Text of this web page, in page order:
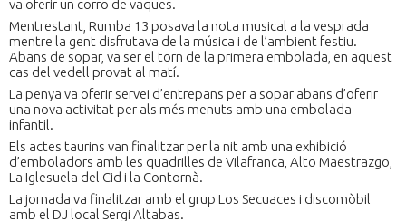
va oferir un corro de vaques.
Mentrestant, Rumba 13 posava la nota musical a la vesprada
mentre la gent disfrutava de la música i de l’ambient festiu.
Abans de sopar, va ser el torn de la primera embolada, en aquest
cas del vedell provat al matí.
La penya va oferir servei d’entrepans per a sopar abans d’oferir
una nova activitat per als més menuts amb una embolada
infantil.
Els actes taurins van finalitzar per la nit amb una exhibició
d’emboladors amb les quadrilles de Vilafranca, Alto Maestrazgo,
La Iglesuela del Cid i la Contornà.
La jornada va finalitzar amb el grup Los Secuaces i discomòbil
amb el DJ local Sergi Altabas.